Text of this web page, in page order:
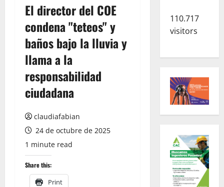
El director del COE
condena "teteos" y
baños bajo la lluvia y
llama a la
responsabilidad
ciudadana
claudiafabian
24 de octubre de 2025
1 minute read
Share this:
Print
110.717
visitors